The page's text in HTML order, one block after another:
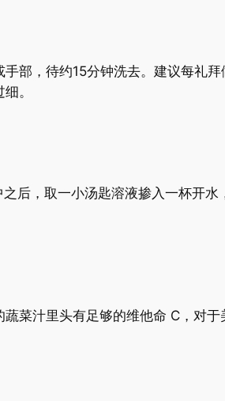
，待约15分钟洗去。建议每礼拜
。
，取一小汤匙溶液掺入一杯开水
菜汁里头有足够的维他命 C，对于